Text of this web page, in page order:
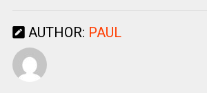
AUTHOR: PAUL